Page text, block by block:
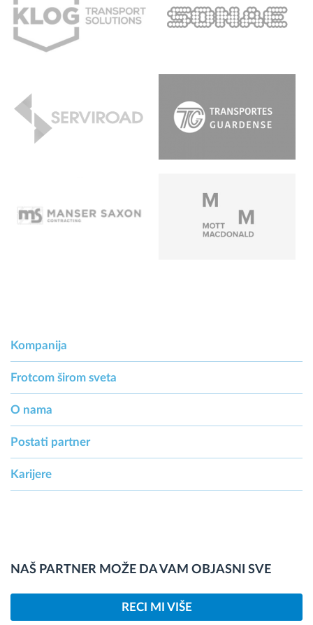
Kompanija
Frotcom širom sveta
O nama
Postati partner
Karijere
NAŠ PARTNER MOŽE DA VAM OBJASNI SVE
RECI MI VIŠE